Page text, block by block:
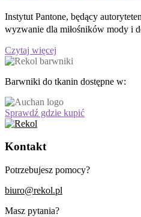
Instytut Pantone, będący
wyzwanie dla miłośników mody i
Czytaj więcej
Barwniki do tkanin dostępne w:
Sprawdź gdzie kupić
Kontakt
Potrzebujesz pomocy?
biuro@rekol.pl
Masz pytania?